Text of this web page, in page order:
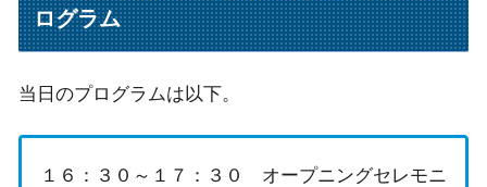
ログラム
当日のプログラムは以下。
１６：３０～１７：３０ オープニングセレモニ